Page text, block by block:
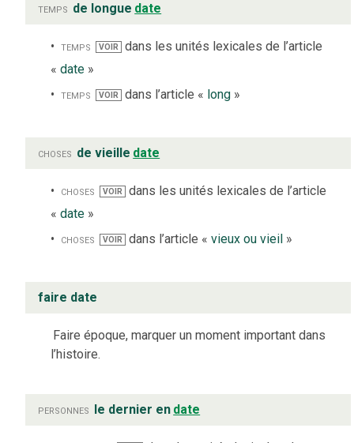
temps de longue date
temps VOIR
dans les unités lexicales de l’article
« date »
temps
VOIR dans l’article « long»
choses de vieille date
choses VOIR dans les unités lexicales de l’article
« date »
choses
VOIR dans l’article « vieux ou vieil»
faire date
Faire époque, marquer un moment important dans
l’histoire.
personnes le dernier en date